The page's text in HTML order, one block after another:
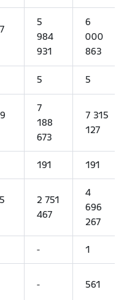
5
984
931
6
000
863
5 5
7
188
673
7 315
127
191 191
2 751
467
4
696
267
- 1
- 561